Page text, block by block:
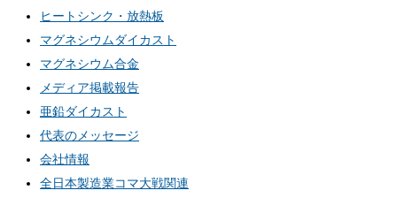
ヒートシンク・放熱板
マグネシウムダイカスト
マグネシウム合金
メディア掲載報告
亜鉛ダイカスト
代表のメッセージ
会社情報
全日本製造業コマ大戦関連